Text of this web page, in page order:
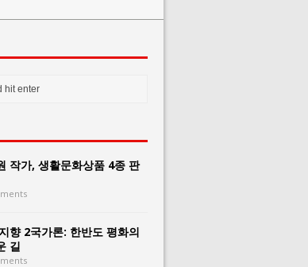
작가, 생활문화상품 4종 판
향 2국가론: 한반도 평화의
길